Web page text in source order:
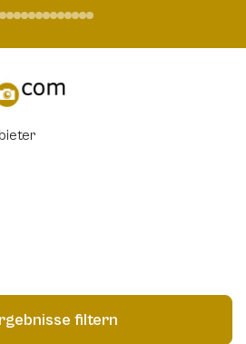
anwenden
zurücksetzen
filtern